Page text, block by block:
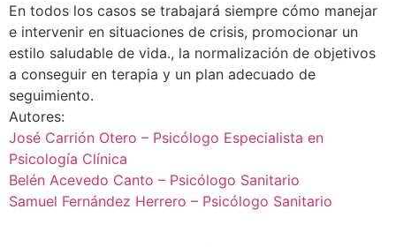
En todos los casos se trabajará siempre cómo manejar
e intervenir en situaciones de crisis, promocionar un
estilo saludable de vida., la normalización de objetivos
a conseguir en terapia y un plan adecuado de
seguimiento.
Autores:
José Carrión Otero – Psicólogo Especialista en
Psicología Clínica
Belén Acevedo Canto – Psicólogo Sanitario
Samuel Fernández Herrero – Psicólogo Sanitario